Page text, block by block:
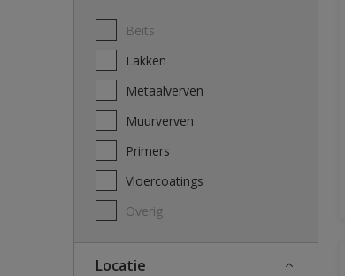
Beits
Lakken
Metaalverven
Muurverven
Primers
Vloercoatings
Overig
Locatie